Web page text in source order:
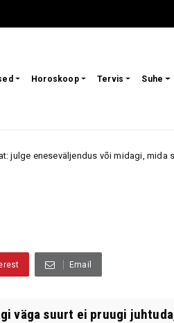
Horoskoop Tervis Suhe
või midagi, mida selles vanuses
Email
väga suurt ei pruugi